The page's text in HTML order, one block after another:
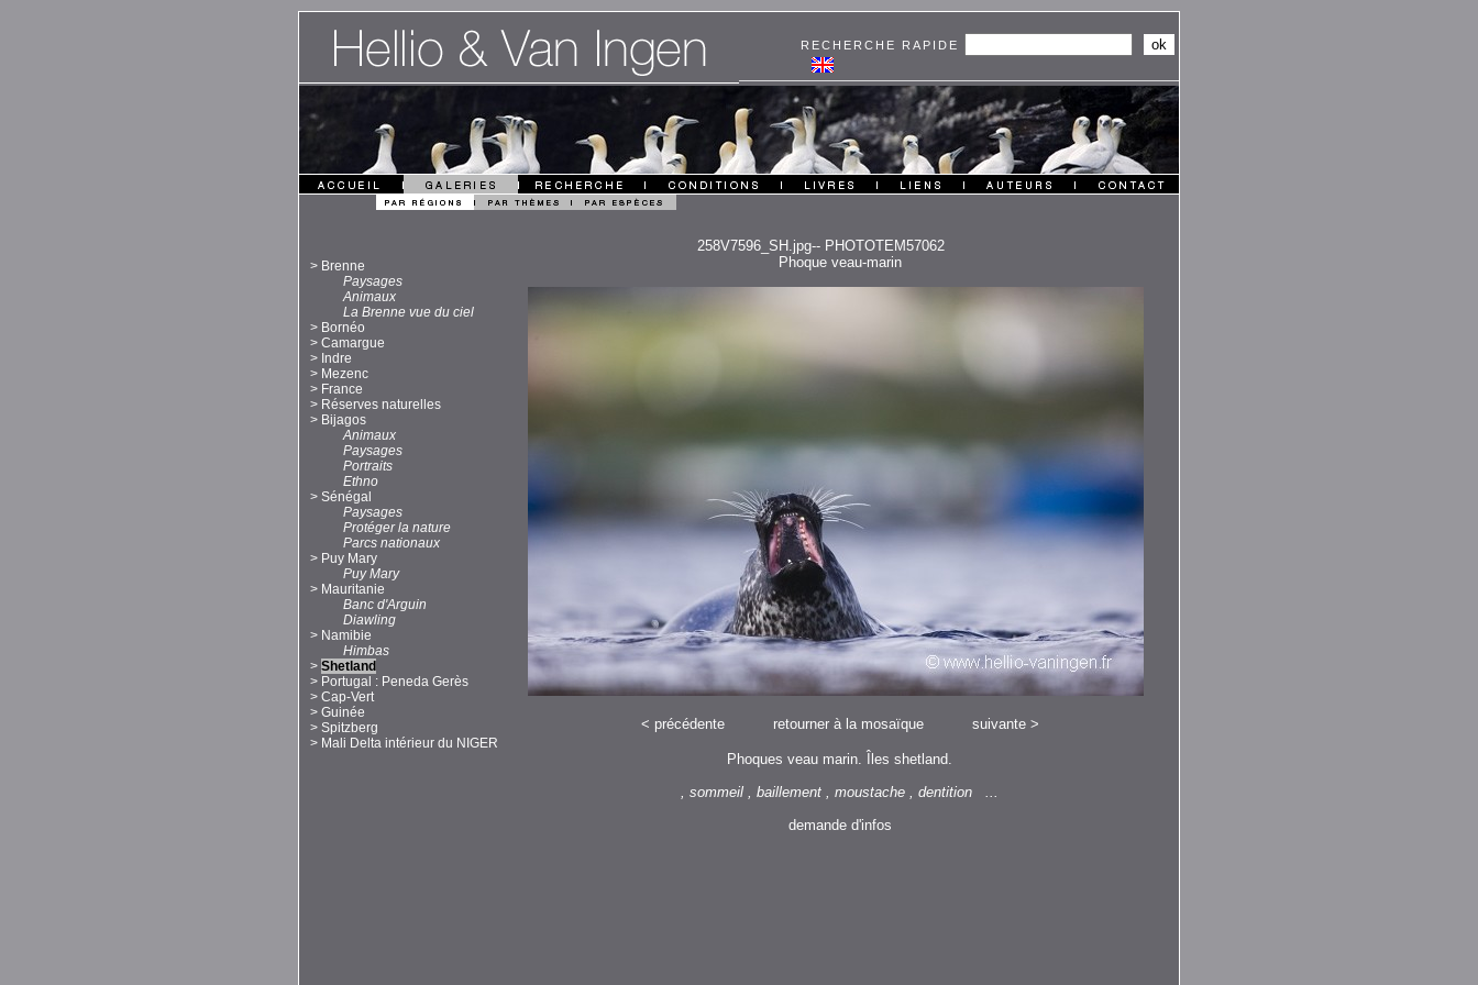
RECHERCHE RAPIDE
258V7596_SH.jpg-- PHOTOTEM57062
> Brenne
Paysages
Animaux
La Brenne vue du ciel
> Bornéo
> Camargue
> Indre
> Mezenc
> France
> Réserves naturelles
> Bijagos
Animaux
Paysages
Portraits
Ethno
> Sénégal
Paysages
Protéger la nature
Parcs nationaux
> Puy Mary
Puy Mary
> Mauritanie
Banc d'Arguin
Diawling
> Namibie
Himbas
> Shetland
> Portugal : Peneda Gerès
> Cap-Vert
> Guinée
> Spitzberg
> Mali Delta intérieur du NIGER
Phoque veau-marin
< précédente retourner à la mosaïque suivante>
Phoques veau marin. Îles shetland.
, sommeil , baillement , moustache , dentition ...
demande d'infos